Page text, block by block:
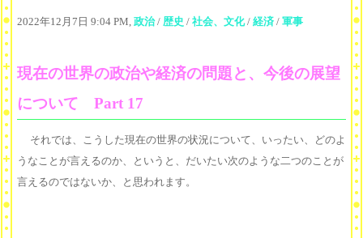
2022年12月7日 9:04 PM, 政治/ 歴史 / 社会、文化/ 経済 / 軍事
現在の世界の政治や経済の問題と、今後の展望
について Part 17
それでは、こうした現在の世界の状況について、いったい、どのよ
うなことが言えるのか、というと、だいたい次のような二つのことが
言えるのではないか、と思われます。